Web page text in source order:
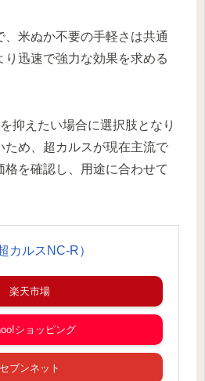
米ぬか不要の手軽さは共通
り迅速で強力な効果を求める
抑えたい場合に選択肢となり
ため、超カルスが現在主流で
を確認し、用途に合わせて
カルスNC-R）
楽天市場
ショッピング
セブンネット